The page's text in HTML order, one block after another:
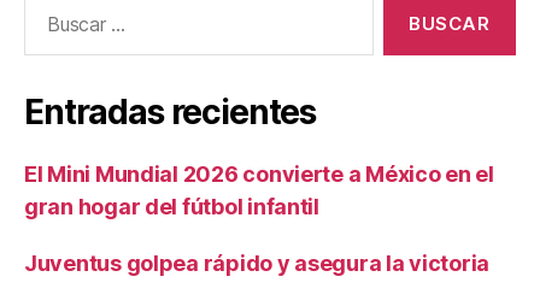
Entradas recientes
El Mini Mundial 2026 convierte a México en el
gran hogar del fútbol infantil
Juventus golpea rápido y asegura la victoria